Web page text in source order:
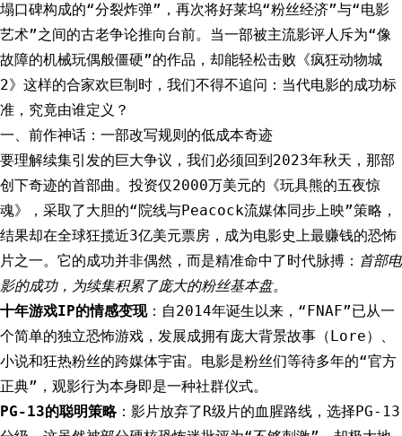
塌口碑构成的“分裂炸弹”，再次将好莱坞“粉丝经济”与“电影
艺术”之间的古老争论推向台前。当一部被主流影评人斥为“像
故障的机械玩偶般僵硬”的作品，却能轻松击败《疯狂动物城
2》这样的合家欢巨制时，我们不得不追问：当代电影的成功标
准，究竟由谁定义？
一、前作神话：一部改写规则的低成本奇迹
要理解续集引发的巨大争议，我们必须回到2023年秋天，那部
创下奇迹的首部曲。投资仅2000万美元的《玩具熊的五夜惊
魂》，采取了大胆的“院线与Peacock流媒体同步上映”策略，
结果却在全球狂揽近3亿美元票房，成为电影史上最赚钱的恐怖
片之一。它的成功并非偶然，而是精准命中了时代脉搏： 首部电
影的成功，为续集积累了庞大的粉丝基本盘。
十年游戏IP的情感变现：自2014年诞生以来，“FNAF”已从一
个简单的独立恐怖游戏，发展成拥有庞大背景故事（Lore）、
小说和狂热粉丝的跨媒体宇宙。电影是粉丝们等待多年的“官方
正典”，观影行为本身即是一种社群仪式。
PG-13的聪明策略：影片放弃了R级片的血腥路线，选择PG-13